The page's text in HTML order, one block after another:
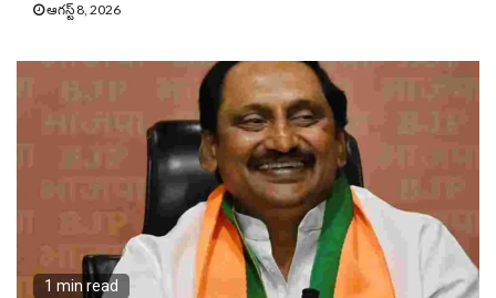
ఆగస్ట్ 8, 2026
1 min read